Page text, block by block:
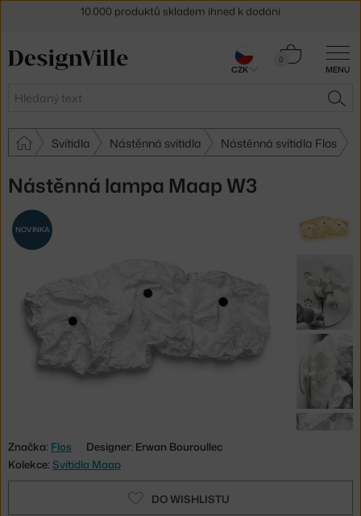
MENU
Hledat
0
Košík
Svítidla Nástěnná svítidla Nástěnná svítidla Flos
Nástěnná lampa Maap W3
NOVINKA
Značka: Flos
Designer: Erwan Bouroullec
Kolekce: Svítidla Maap
DO WISHLISTU
30 dní na vrácení zboží
CZK